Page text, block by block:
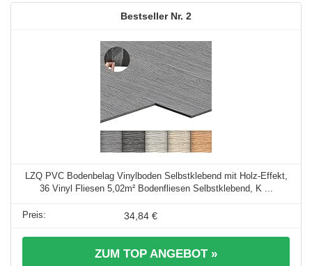
2
LZQ PVC Bodenbelag Vinylboden Selbstklebend mit Holz-Effekt,
36 Vinyl Fliesen 5,02m² Bodenfliesen Selbstklebend, K ...
34,84 €
ZUM TOP ANGEBOT »